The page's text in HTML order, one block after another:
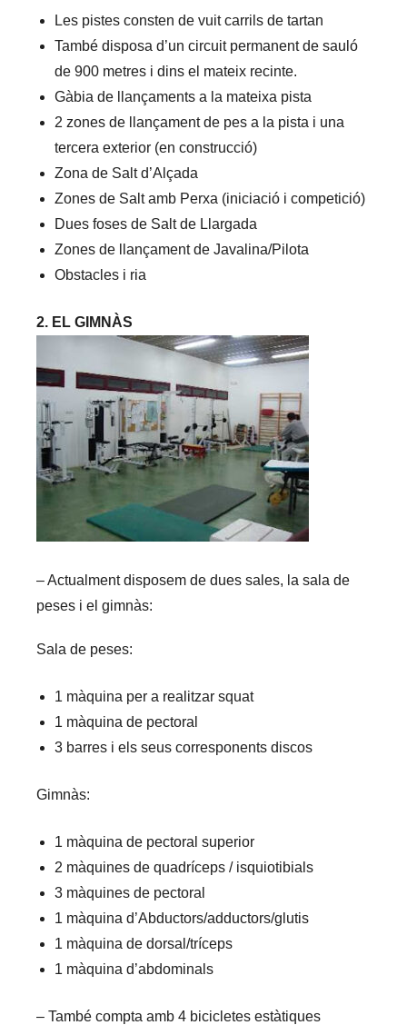
Les pistes consten de vuit carrils de tartan
També disposa d’un circuit permanent de sauló
de 900 metres i dins el mateix recinte.
Gàbia de llançaments a la mateixa pista
2 zones de llançament de pes a la pista i una
tercera exterior (en construcció)
Zona de Salt d’Alçada
Zones de Salt amb Perxa (iniciació i competició)
Dues foses de Salt de Llargada
Zones de llançament de Javalina/Pilota
Obstacles i ria
2. EL GIMNÀS
– Actualment disposem de dues sales, la sala de
peses i el gimnàs:
Sala de peses:
1 màquina per a realitzar squat
1 màquina de pectoral
3 barres i els seus corresponents discos
Gimnàs:
1 màquina de pectoral superior
2 màquines de quadríceps / isquiotibials
3 màquines de pectoral
1 màquina d’Abductors/adductors/glutis
1 màquina de dorsal/tríceps
1 màquina d’abdominals
– També compta amb 4 bicicletes estàtiques